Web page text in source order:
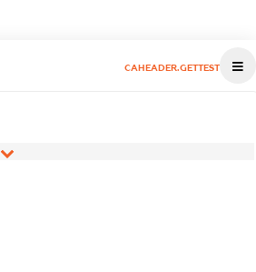
CAHEADER.GETTEST